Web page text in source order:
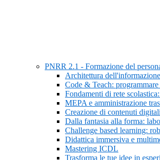
PNRR 2.1 - Formazione del
Architettura dell'informazione
Code & Teach:
Fondamenti di rete
MEPA e amministrazione
Creazione di contenuti
Dalla fantasia alla forma:
Challenge based learning:
Didattica immersiva e
Mastering ICDL
Trasforma le tue idee in